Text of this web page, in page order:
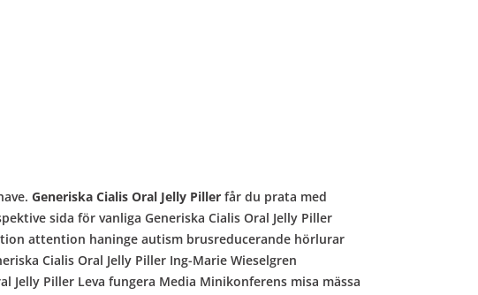
Generiska Cialis Oral Jelly Piller får du prata med
sida för vanliga Generiska Cialis Oral Jelly Piller
attention haninge autism brusreducerande hörlurar
Cialis Oral Jelly Piller Ing-Marie Wieselgren
Piller Leva fungera Media Minikonferens misa mässa